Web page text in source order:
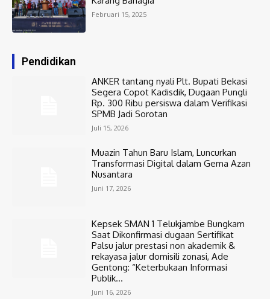
Februari 15, 2025
Pendidikan
ANKER tantang nyali Plt. Bupati Bekasi
Segera Copot Kadisdik, Dugaan Pungli
Rp. 300 Ribu persiswa dalam Verifikasi
SPMB Jadi Sorotan
Juli 15, 2026
Muazin Tahun Baru Islam, Luncurkan
Transformasi Digital dalam Gema Azan
Nusantara
Juni 17, 2026
Kepsek SMAN 1 Telukjambe Bungkam
Saat Dikonfirmasi dugaan Sertifikat
Palsu jalur prestasi non akademik &
rekayasa jalur domisili zonasi, Ade
Gentong: “Keterbukaan Informasi
Publik...
Juni 16, 2026